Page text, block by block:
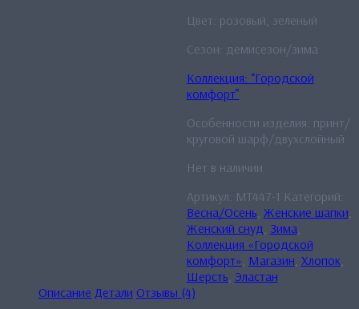
Цвет: розовый, зеленый
Сезон: демисезон/зима
Коллекция: “Городской
комфорт”
Особенности изделия: принт/
круговой шарф/двухслойный
Нет в наличии
Артикул: MT447-1 Категорий:
Весна/Осень Женские шапки
Женский снуд Зима
Коллекция «Городской
комфорт» Магазин Хлопок
Шерсть Эластан
Описание Детали Отзывы (4)